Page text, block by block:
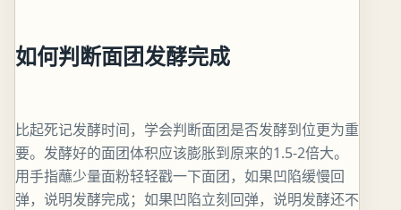
如何判断面团发酵完成
比起死记发酵时间，学会判断面团是否发酵到位更为重
要。发酵好的面团体积应该膨胀到原来的1.5-2倍大。
用手指蘸少量面粉轻轻戳一下面团，如果凹陷缓慢回
弹，说明发酵完成；如果凹陷立刻回弹，说明发酵还不